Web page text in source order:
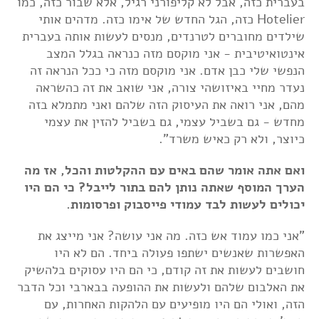
Hotelier כזה, הגל החדש של אימו כזה. מדהים אותי
שילדים מחוברים לטרנדים, מנסים לעשות אותה בעברית
אינטואיטיבית - אני מוקסם מזה כנראה בגלל המצב
הנפשי שלי כבן אדם. אני מוקסם מזה כי ככל הנראה זה
נעדר מחיי באיזושהי צורה, אני שואב את זה כהשראה
מהם, אני רואה את העיסוק הזה שלהם ואני מתמלא בזה
מחדש - גם בשביל עצמי, גם בשביל להזין את עצמי
כיוצר, ולא רק כאיש משרד".
ואם אתה אומר שהם באים עם ההקלטות והכל, אז מה
הערך המוסף שאתה נותן להם בתור לייבל? כי הם היו
יכולים לעשות לבד עמודי פייסבוק ופרסומות.
"אני כמו עמוד אש כזה. מה אני עושה? אני מייצג את
האפשרות שאנשים ישתפו פעולה ביחד. הם לא היו
חושבים לעשות את זה קודם, כי הם היו עסוקים בלהשיק
את האלבום שלהם ולעשות את ההופעה בבארבי וכל הדבר
הזה, ואולי הם היו מופיעים עם הלהקות האחרות, עם